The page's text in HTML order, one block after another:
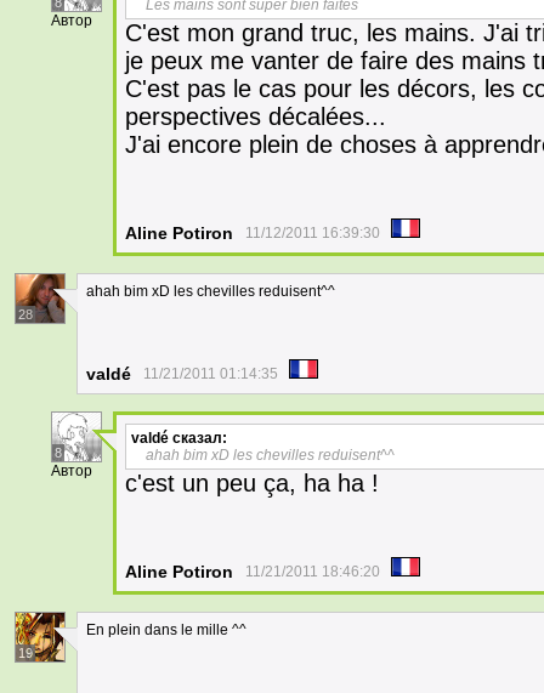
Автор
Les mains sont super bien faites
C'est mon grand truc, les mains. J'ai
je peux me vanter de faire des mains
C'est pas le cas pour les décors, les
perspectives décalées...
J'ai encore plein de choses à
Aline Potiron 11/12/2011 16:39:30
28
ahah bim xD les chevilles reduisent^^
valdé 11/21/2011 01:14:35
8
Автор
valdé сказал:
ahah bim xD les chevilles reduisent^^
c'est un peu ça, ha ha !
Aline Potiron 11/21/2011 18:46:20
19
En plein dans le mille ^^